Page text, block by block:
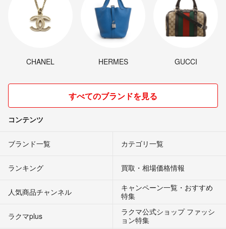
CHANEL HERMES GUCCI
すべてのブランドを見る
コンテンツ
ブランド一覧 カテゴリ一覧
ランキング 買取・相場価格情報
人気商品チャンネル
キャンペーン一覧・おすすめ
特集
ラクマplus
ラクマ公式ショップ ファッシ
ョン特集